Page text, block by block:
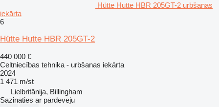
Hütte Hutte HBR 205GT-2 urbšanas
iekārta
6
Hütte Hutte HBR 205GT-2
440 000 €
Celtniecības tehnika - urbšanas iekārta
2024
1 471 m/st
Lielbritānija, Billingham
Sazināties ar pārdevēju